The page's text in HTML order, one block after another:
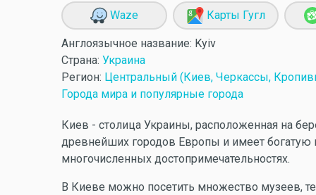
Waze Карты Гугл
Англоязычное название: Kyiv
Страна: Украина
Регион: Центральный (Киев, Черкассы,
Города мира и популярные города
Киев - столица Украины, расположенная на
древнейших городов Европы и имеет богатую
многочисленных достопримечательностях.
В Киеве можно посетить множество музеев,